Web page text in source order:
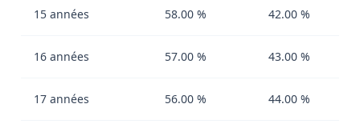
15 années 58.00 % 42.00 %
16 années 57.00 % 43.00 %
17 années 56.00 % 44.00 %